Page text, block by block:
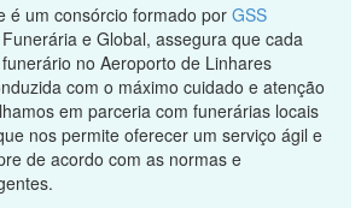
é um consórcio formado por GSS
e Global, assegura que cada
no Aeroporto de Linhares
com o máximo cuidado e atenção
em parceria com funerárias locais
nos permite oferecer um serviço ágil e
de acordo com as normas e